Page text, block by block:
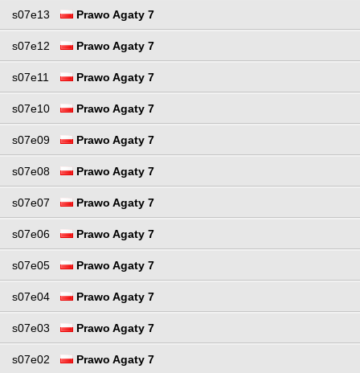
s07e13 Prawo Agaty 7
s07e12 Prawo Agaty 7
s07e11 Prawo Agaty 7
s07e10 Prawo Agaty 7
s07e09 Prawo Agaty 7
s07e08 Prawo Agaty 7
s07e07 Prawo Agaty 7
s07e06 Prawo Agaty 7
s07e05 Prawo Agaty 7
s07e04 Prawo Agaty 7
s07e03 Prawo Agaty 7
s07e02 Prawo Agaty 7